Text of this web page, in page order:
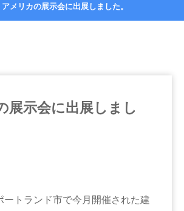
アメリカの展示会に出展しました。
展示会に出展しまし
ートランド市で今月開催された建